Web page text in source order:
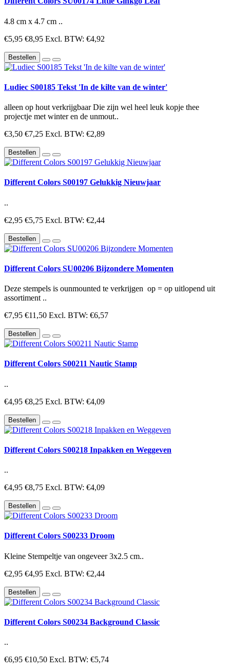
4.8 cm x 4.7 cm ..
€5,95 €8,95 Excl. BTW: €4,92
Bestellen
Ludiec S00185 Tekst 'In de kilte van de winter'
alleen op hout verkrijgbaar Die zijn wel heel leuk kopje thee
projectje met winter en de unmout..
€3,50 €7,25 Excl. BTW: €2,89
Bestellen
Different Colors S00197 Gelukkig Nieuwjaar
..
€2,95 €5,75 Excl. BTW: €2,44
Bestellen
Different Colors SU00206 Bijzondere Momenten
Deze stempels is ounmounted te verkrijgen op = op uitlopend uit
assortiment ..
€7,95 €11,50 Excl. BTW: €6,57
Bestellen
Different Colors S00211 Nautic Stamp
..
€4,95 €8,25 Excl. BTW: €4,09
Bestellen
Different Colors S00218 Inpakken en Weggeven
..
€4,95 €8,75 Excl. BTW: €4,09
Bestellen
Different Colors S00233 Droom
Kleine Stempeltje van ongeveer 3x2.5 cm..
€2,95 €4,95 Excl. BTW: €2,44
Bestellen
Different Colors S00234 Background Classic
..
€6,95 €10,50 Excl. BTW: €5,74